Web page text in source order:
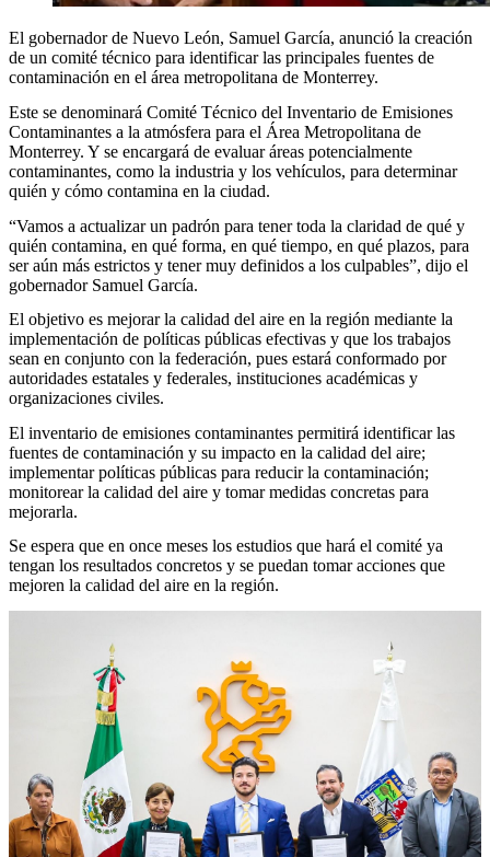
El gobernador de Nuevo León, Samuel García, anunció la creación
de un comité técnico para identificar las principales fuentes de
contaminación en el área metropolitana de Monterrey.
Este se denominará Comité Técnico del Inventario de Emisiones
Contaminantes a la atmósfera para el Área Metropolitana de
Monterrey. Y se encargará de evaluar áreas potencialmente
contaminantes, como la industria y los vehículos, para determinar
quién y cómo contamina en la ciudad.
“Vamos a actualizar un padrón para tener toda la claridad de qué y
quién contamina, en qué forma, en qué tiempo, en qué plazos, para
ser aún más estrictos y tener muy definidos a los culpables”, dijo el
gobernador Samuel García.
El objetivo es mejorar la calidad del aire en la región mediante la
implementación de políticas públicas efectivas y que los trabajos
sean en conjunto con la federación, pues estará conformado por
autoridades estatales y federales, instituciones académicas y
organizaciones civiles.
El inventario de emisiones contaminantes permitirá identificar las
fuentes de contaminación y su impacto en la calidad del aire;
implementar políticas públicas para reducir la contaminación;
monitorear la calidad del aire y tomar medidas concretas para
mejorarla.
Se espera que en once meses los estudios que hará el comité ya
tengan los resultados concretos y se puedan tomar acciones que
mejoren la calidad del aire en la región.